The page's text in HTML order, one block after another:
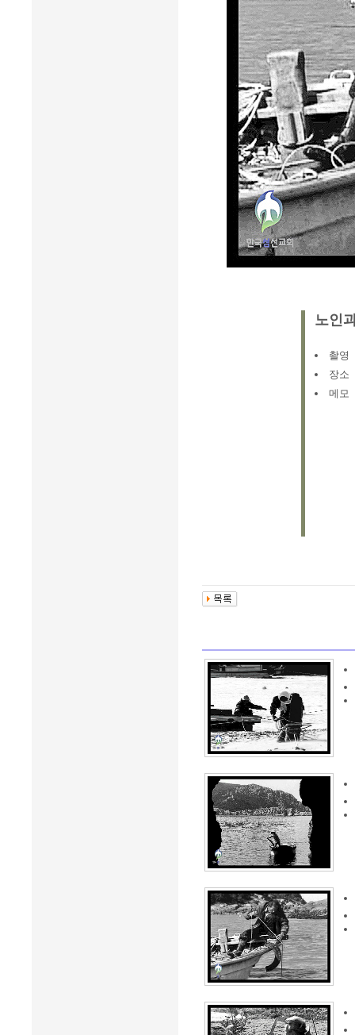
노인
촬영
장소
메모